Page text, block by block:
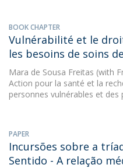
BOOK CHAPTER
Vulnérabilité et le
les besoins de soins
Mara de Sousa Freitas (with
Action pour la santé et la
personnes vulnérables et des
PAPER
Incursões sobre a
Sentido - A relação